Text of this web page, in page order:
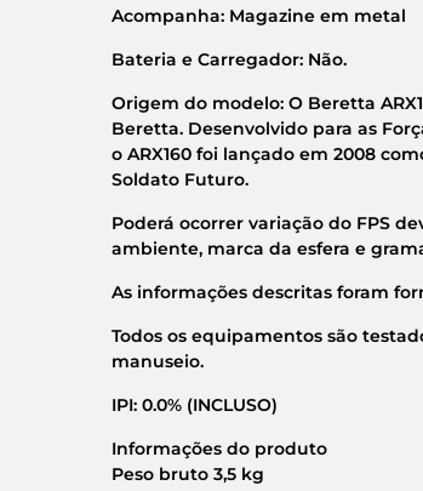
Acompanha: Magazine em metal
Bateria e Carregador: Não.
Origem do modelo: O Beretta
Beretta. Desenvolvido para as
o ARX160 foi lançado em 2008
Soldato Futuro.
Poderá ocorrer variação do FPS
ambiente, marca da esfera e
As informações descritas foram
Todos os equipamentos são
manuseio.
IPI: 0.0% (INCLUSO)
Informações do produto
Peso bruto 3,5 kg